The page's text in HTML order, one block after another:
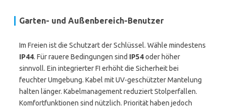
Garten- und Außenbereich-Benutzer
Im Freien ist die Schutzart der Schlüssel. Wähle mindestens
IP44. Für rauere Bedingungen sind IP54oder höher
sinnvoll. Ein integrierter FI erhöht die Sicherheit bei
feuchter Umgebung. Kabel mit UV-geschützter Mantelung
halten länger. Kabelmanagement reduziert Stolperfallen.
Komfortfunktionen sind nützlich. Priorität haben jedoch